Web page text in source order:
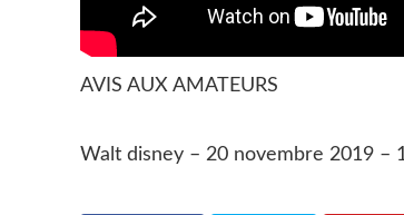
AVIS AUX AMATEURS
Walt disney – 20 novembre 2019 –